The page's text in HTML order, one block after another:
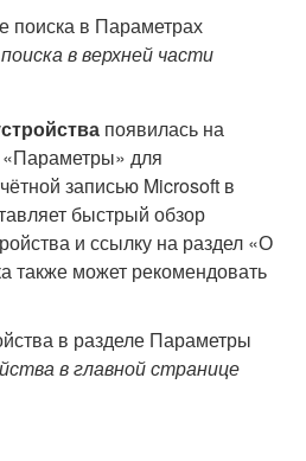
в верхней части
появилась на
«Параметры» для
записью Microsoft в
быстрый обзор
и ссылку на раздел «О
также может рекомендовать
в главной странице